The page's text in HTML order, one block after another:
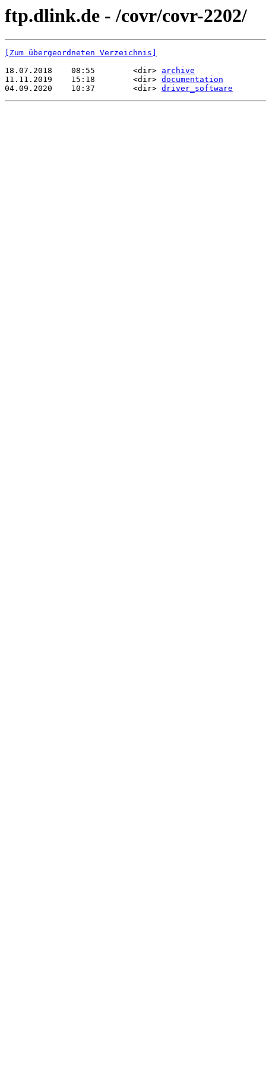
ftp.dlink.de - /covr/covr-2202/
[Zum übergeordneten Verzeichnis]
18.07.2018    08:55        <dir> archive
11.11.2019    15:18        <dir> documentation
04.09.2020    10:37        <dir> driver_software